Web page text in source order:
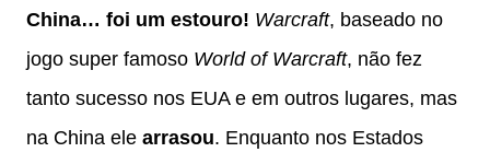
China… foi um estouro! Warcraft, baseado no
jogo super famoso World of Warcraft, não fez
tanto sucesso nos EUA e em outros lugares, mas
na China ele arrasou. Enquanto nos Estados